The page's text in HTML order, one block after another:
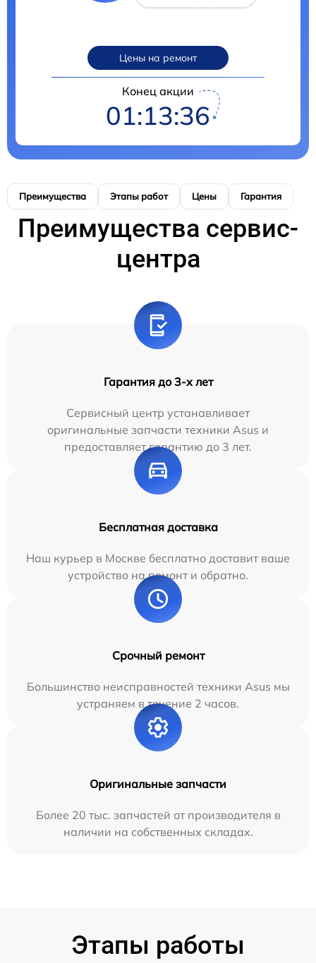
Цены на ремонт
Конец акции
01:13:35
Преимущества Этапы работ Цены Гарантия
Преимущества сервис-
центра
Гарантия до 3-х лет
Сервисный центр устанавливает
оригинальные запчасти техники Asus и
предоставляет гарантию до 3 лет.
Бесплатная доставка
Наш курьер в Москве бесплатно доставит ваше
устройство на ремонт и обратно.
Срочный ремонт
Большинство неисправностей техники Asus мы
устраняем в течение 2 часов.
Оригинальные запчасти
Более 20 тыс. запчастей от производителя в
наличии на собственных складах.
Этапы работы